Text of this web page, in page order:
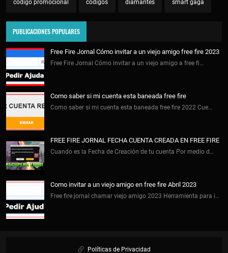
codigo promocional codigos diamantes smart gaga
PUBLICACIONES POPULARES
Free Fire Jornal Cómo invitar a un viejo amigo free fire 2023
Free Fire Jornal Cómo invitar a un viejo amigo a free fi…
Como saber si mi cuenta esta baneada free fire
Como saber si mi cuenta esta baneada free fire 2022 Cue…
FREE FIRE JORNAL FECHA CUENTA CREADA EN FREE FIRE
Cuando es la Fecha de Creación de tu cuenta Por medio d…
Como invitar a un viejo amigo en free fire Abril 2023
Free fire jornal chamar viejo amigo 2023 Herramienta para i…
Políticas de Privacidad